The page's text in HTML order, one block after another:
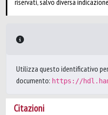
riservati, salvo diversa
Utilizza questo identificativo
documento: https://
Citazioni